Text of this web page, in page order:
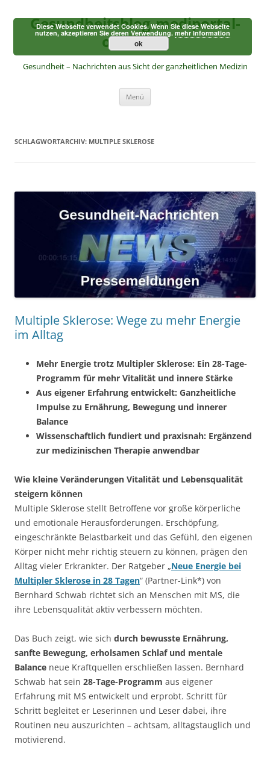
springen
Gesundheitsblog-mediportal-
online.de
Gesundheit – Nachrichten aus Sicht der ganzheitlichen Medizin
Menü
SCHLAGWORTARCHIV: MULTIPLE SKLEROSE
Multiple Sklerose: Wege zu mehr Energie
im Alltag
Mehr Energie trotz Multipler Sklerose: Ein 28-Tage-
Programm für mehr Vitalität und innere Stärke
Aus eigener Erfahrung entwickelt: Ganzheitliche
Impulse zu Ernährung, Bewegung und innerer
Balance
Wissenschaftlich fundiert und praxisnah: Ergänzend
zur medizinischen Therapie anwendbar
Wie kleine Veränderungen Vitalität und Lebensqualität
steigern können
Multiple Sklerose stellt Betroffene vor große körperliche
und emotionale Herausforderungen. Erschöpfung,
eingeschränkte Belastbarkeit und das Gefühl, den eigenen
Körper nicht mehr richtig steuern zu können, prägen den
Alltag vieler Erkrankter. Der Ratgeber „Neue Energie bei
Multipler Sklerose in 28 Tagen“ (Partner-Link*) von
Bernhard Schwab richtet sich an Menschen mit MS, die
ihre Lebensqualität aktiv verbessern möchten.
Das Buch zeigt, wie sich durch bewusste Ernährung,
sanfte Bewegung, erholsamen Schlaf und mentale
Balance neue Kraftquellen erschließen lassen. Bernhard
Schwab hat sein 28-Tage-Programm aus eigener
Erfahrung mit MS entwickelt und erprobt. Schritt für
Schritt begleitet er Leserinnen und Leser dabei, ihre
Routinen neu auszurichten – achtsam, alltagstauglich und
motivierend.
Diese Webseite verwendet Cookies. Wenn Sie diese Webseite
nutzen, akzeptieren Sie deren Verwendung.mehr Information
ok